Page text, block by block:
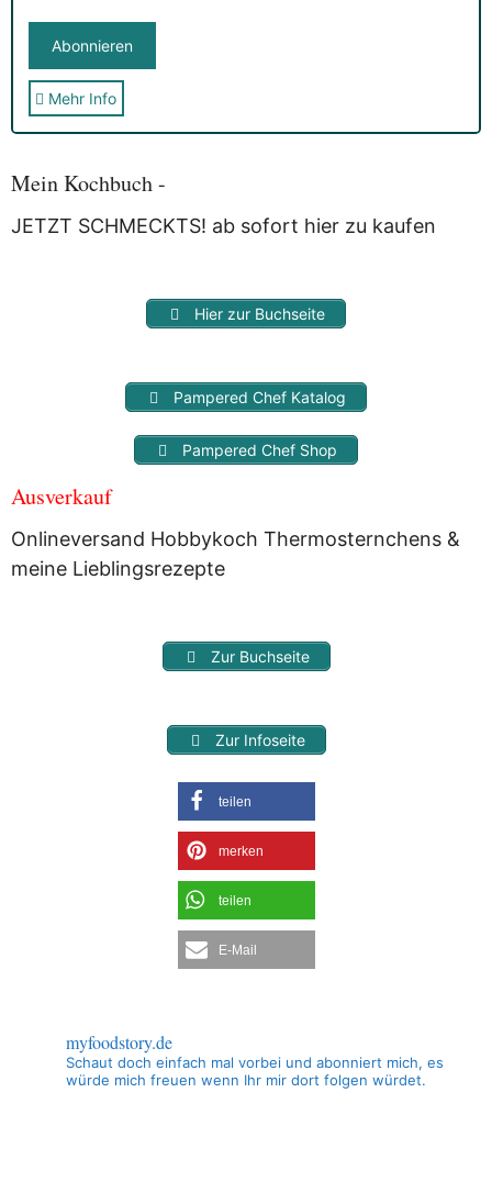
Sie erhalten nach der Anmeldung eine E-Mail, in der Sie um
Speicherung und Verarbeitung Deiner Daten durch
Myfoodstory einverstanden. Deine Daten werden
Dritte weitergegeben und dienen nur für diesen Service!
Mehr Info
Mein Kochbuch -
JETZT SCHMECKTS! ab sofort hier zu kaufen
Hier zur Buchseite
Pampered Chef Katalog
Pampered Chef Shop
Ausverkauf
Onlineversand Hobbykoch Thermosternchens &
meine Lieblingsrezepte
Zur Buchseite
Zur Infoseite
teilen
merken
teilen
E-Mail
myfoodstory.de
Schaut doch einfach mal vorbei und abonniert mich, es
würde mich freuen wenn Ihr mir dort folgen würdet.